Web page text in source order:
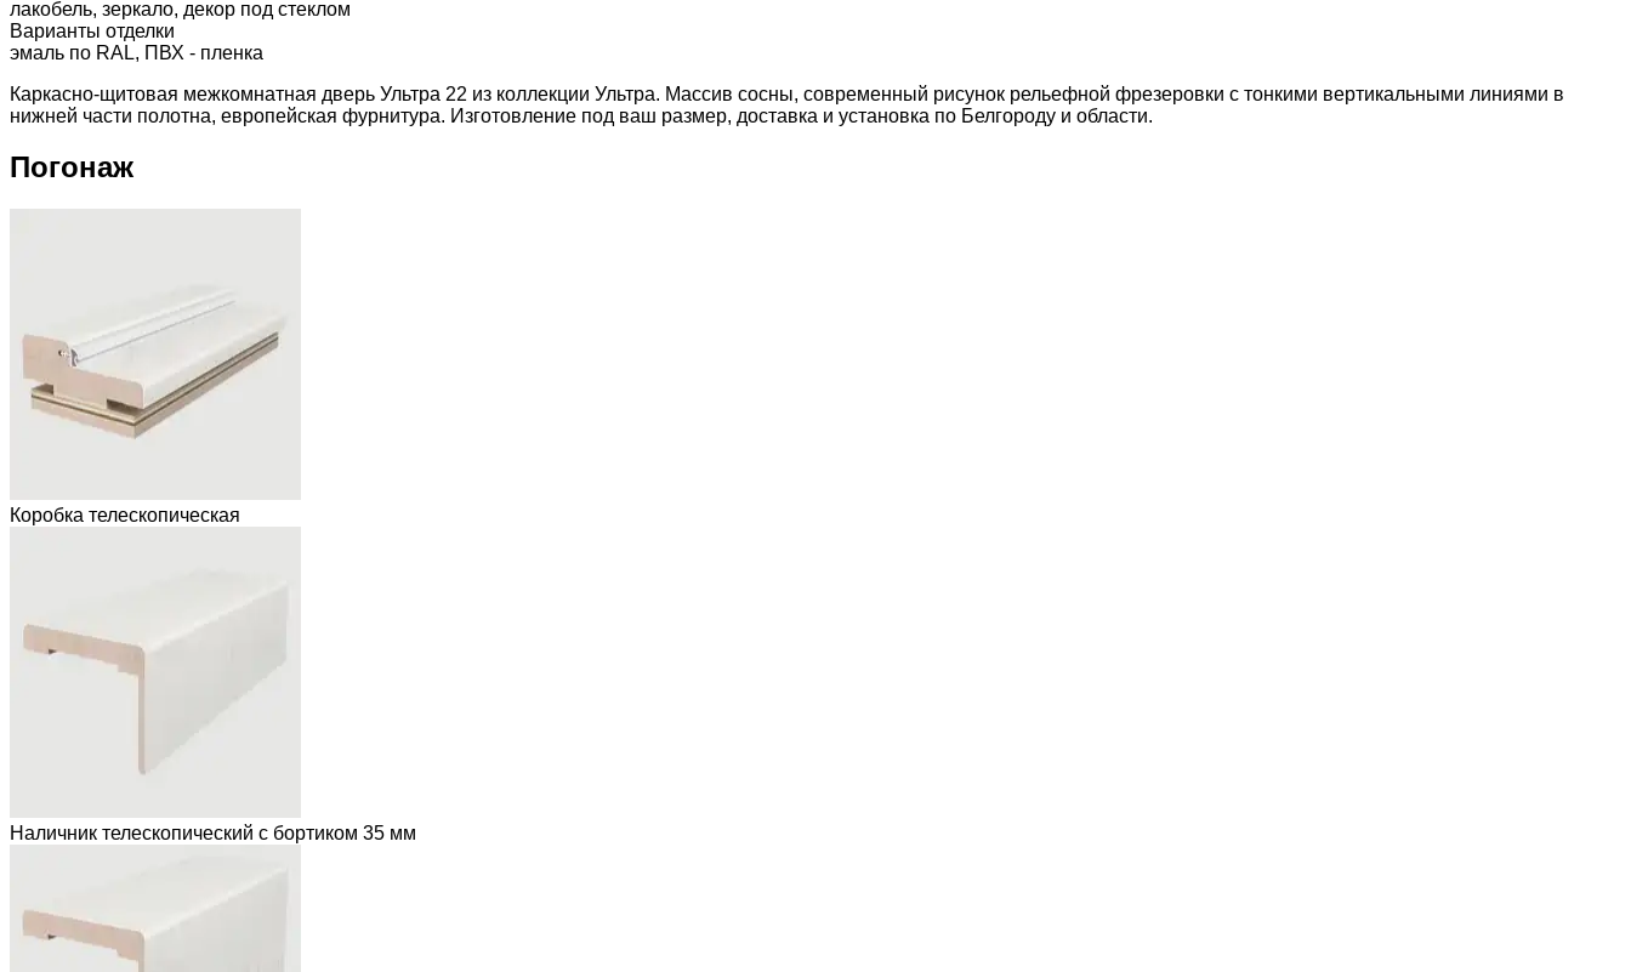
лакобель, зеркало, декор под стеклом
Варианты отделки
эмаль по RAL, ПВХ - пленка
Каркасно-щитовая межкомнатная дверь Ультра 22 из коллекции Ультра. Массив сосны, современный рисунок рельефной фрезеровки с тонкими вертикальными линиями в
нижней части полотна, европейская фурнитура. Изготовление под ваш размер, доставка и установка по Белгороду и области.
Погонаж
Коробка телескопическая
Наличник телескопический с бортиком 35 мм